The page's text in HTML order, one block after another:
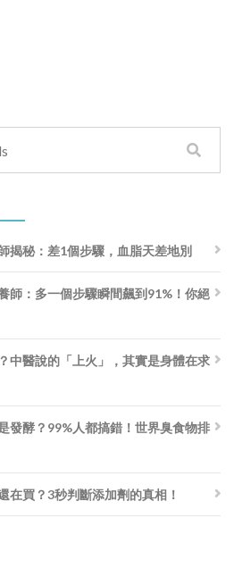
揭秘：差1個步驟，血脂天差地別
師：多一個步驟瞬間飆到91%！你絕
中醫說的「上火」，其實是身體在求
發酵？99%人都搞錯！世界臭食物排
在買？3秒判斷添加劑的真相！